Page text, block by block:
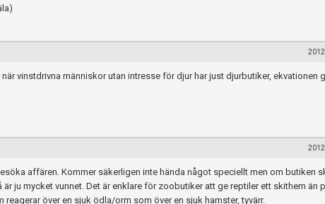
vinstdrivna människor utan intresse för djur har just djurbutiker, ekvationen
affären. Kommer säkerligen inte hända något speciellt men om butiken
är ju mycket vunnet. Det är enklare för zoobutiker att ge reptiler ett skithem än
över en sjuk ödla/orm som över en sjuk hamster, tyvärr.
Spara